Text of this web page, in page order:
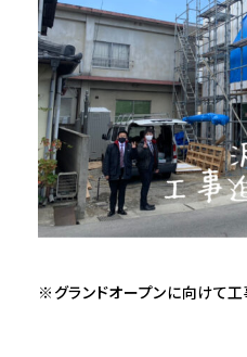
※グランドオープンに向けて工